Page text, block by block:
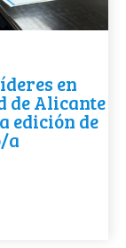
en
de Alicante
edición de
a